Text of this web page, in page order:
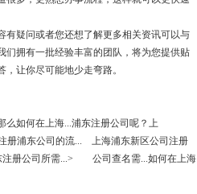
疑问或者您还想了解更多相关资讯可以与
们拥有一批经验丰富的团队，将为您提供贴
让你尽可能地少走弯路。
么如何在上海...浦东注册公司呢？上
册浦东公司的流... 上海浦东新区公司注册
册公司所需...> 公司查名需...如何在上海